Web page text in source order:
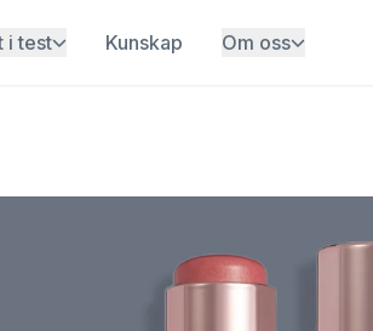
i test Kunskap Om oss